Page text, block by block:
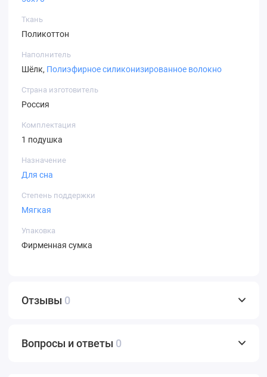
Ткань
Поликоттон
Наполнитель
Шёлк, Полиэфирное силиконизированное волокно
Страна изготовитель
Россия
Комплектация
1 подушка
Назначение
Для сна
Степень поддержки
Мягкая
Упаковка
Фирменная сумка
Отзывы 0
Вопросы и ответы 0